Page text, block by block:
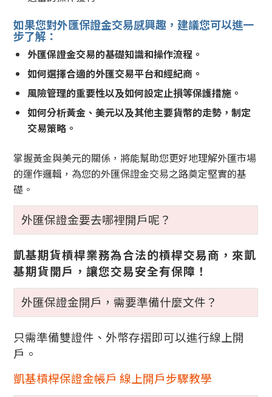
如果您對外匯保證金交易感興趣，建議您可以進一
步了解：
外匯保證金交易的基礎知識和操作流程。
如何選擇合適的外匯交易平台和經紀商。
風險管理的重要性以及如何設定止損等保護措施。
如何分析黃金、美元以及其他主要貨幣的走勢，制定
交易策略。
掌握黃金與美元的關係，將能幫助您更好地理解外匯市場
的運作邏輯，為您的外匯保證金交易之路奠定堅實的基
礎。
外匯保證金要去哪裡開戶呢？
凱基期貨槓桿業務為合法的槓桿交易商，來凱
基期貨開戶，讓您交易安全有保障！
外匯保證金開戶，需要準備什麼文件？
只需準備雙證件、外幣存摺即可以進行線上開
戶。
凱基槓桿保證金帳戶 線上開戶步驟教學